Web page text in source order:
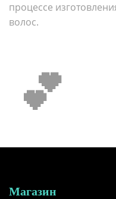
процессе
волос.
💕
Магазин